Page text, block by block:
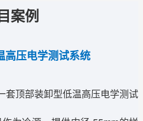
案例
高压电学测试系统
套顶部装卸型低温高压电学测试